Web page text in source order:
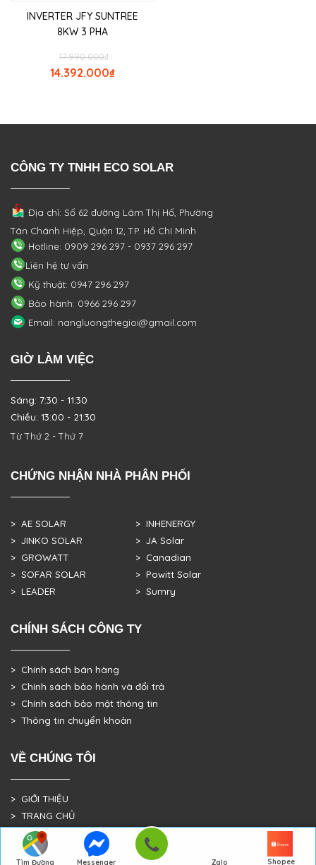
Tìm Đường Messenger Zalo Shopee
INVERTER JFY SUNTREE
8KW 3 PHA
₫
17.990.000
₫
14.392.000
CÔNG TY TNHH ECO SOLAR
Địa chỉ: Số 62 đường Lâm Thị Hố, Phường
Tân Chánh Hiệp, Quận 12, TP. Hồ Chí Minh
Hotline: 0909 296 297 - 0937 296 297
Liên hệ tư vấn
Kỹ thuật: 0947 296 297
Bảo hành: 0966 296 297
Email: nangluongthegioi@gmail.com
GIỜ LÀM VIỆC
Sáng: 7:30 - 11:30
Chiều: 13:00 - 21:30
Từ Thứ 2 - Thứ 7
CHỨNG NHẬN NHÀ PHÂN PHỐI
> AE SOLAR
> JINKO SOLAR
> GROWATT
> SOFAR SOLAR
> LEADER
> INHENERGY
> JA Solar
> Canadian
> Powitt Solar
> Sumry
CHÍNH SÁCH CÔNG TY
> Chính sách bán hàng
> Chính sách bảo hành và đổi trả
> Chính sách bảo mật thông tin
> Thông tin chuyển khoản
VỀ CHÚNG TÔI
> GIỚI THIỆU
> TRANG CHỦ
> DỰ ÁN THỰC TẾ